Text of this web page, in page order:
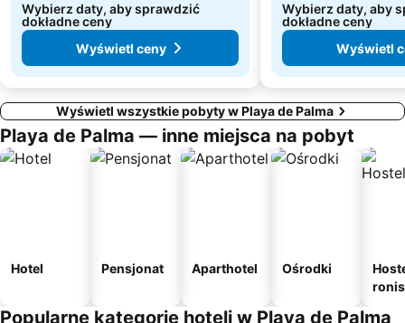
Wybierz daty, aby sprawdzić
dokładne ceny
Wyświetl ceny
Wybierz daty, aby
dokładne ceny
Wyświetl
Wyświetl wszystkie pobyty w Playa de Palma
Playa de Palma — inne miejsca na pobyt
Hotel Pensjonat Aparthotel Ośrodki
Popularne kategorie hoteli w Playa de Palma